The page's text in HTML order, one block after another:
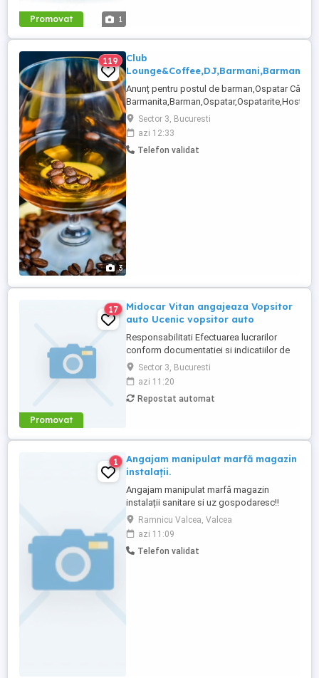
Promovat 1
3
119
Club
Anunț pentru postul de barman,Ospatar
pasionati pentru a se alătura echipei noastre
industria ospitalității, sunteți creativ și vă place
vă invităm să aplicați pentru acest post. Pentru
Sector 3, Bucuresti
azi 12:33
Telefon validat
Promovat
17
Midocar Vitan angajeaza Vopsitor
auto Ucenic vopsitor auto
Responsabilitati Efectuarea lucrarilor
conform documentatiei si indicatiilor de
lucru primite de la tehnician sef atelier.
Respecta timpii de executie si termenele
de finalizarea lucrarii. Cerinte Calificare
vopsitor auto. Fara experienta experienta
Sector 3, Bucuresti
azi 11:20
Repostat automat
1
Angajam manipulat marfă magazin
instalații.
Angajam manipulat marfă magazin
instalații sanitare si uz gospodaresc!!
Așteptăm CV la nr.telefon.
Ramnicu Valcea, Valcea
azi 11:09
Telefon validat